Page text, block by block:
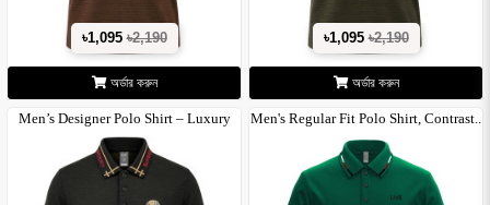
৳1,095৳2,190
অর্ডার করুন
৳1,095৳2,190
অর্ডার করুন
Men’s Designer Polo Shirt – Luxury
Cot..
Men's Regular Fit Polo Shirt, Contrast..